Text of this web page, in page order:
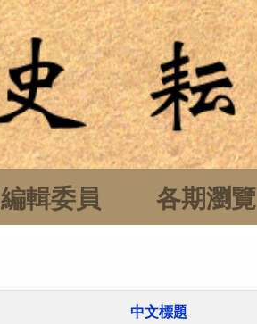
編輯委員 各期瀏覽
中文標題